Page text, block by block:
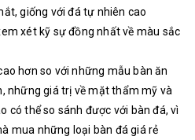
giống với đá tự nhiên cao
xét kỹ sự đồng nhất về màu sắc
hơn so với những mẫu bàn ăn
những giá trị về mặt thẩm mỹ và
có thể so sánh được với bàn đá, vì
mua những loại bàn đá giá rẻ